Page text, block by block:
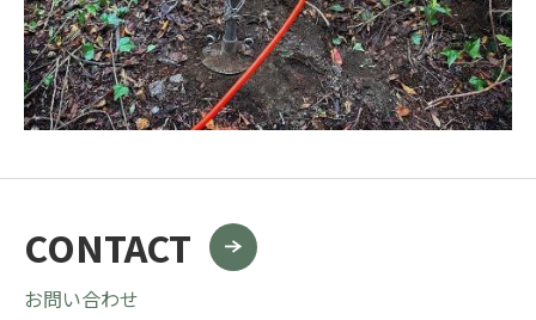
CONTACT
お問い合わせ